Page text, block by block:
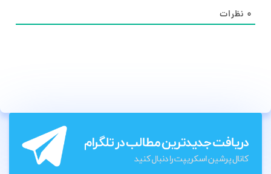
۰ نظرات